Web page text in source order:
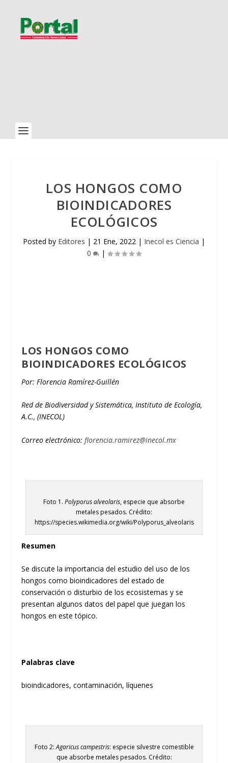
LOS HONGOS COMO
BIOINDICADORES
ECOLÓGICOS
Posted by Editores | 21 Ene, 2022 | Inecol es Ciencia |
0
|
LOS HONGOS COMO
BIOINDICADORES ECOLÓGICOS
Por: Florencia Ramírez-Guillén
Red de Biodiversidad y Sistemática, Instituto de Ecología,
A.C., (INECOL)
Correo electrónico: florencia.ramirez@inecol.mx
Foto 1. Polyporus alveolaris, especie que absorbe
metales pesados. Crédito:
https://species.wikimedia.org/wiki/Polyporus_alveolaris
Resumen
Se discute la importancia del estudio del uso de los
hongos como bioindicadores del estado de
conservación o disturbio de los ecosistemas y se
presentan algunos datos del papel que juegan los
hongos en este tópico.
Palabras clave
bioindicadores, contaminación, líquenes
Foto 2:Agaricus campestris: especie silvestre comestible
que absorbe metales pesados. Crédito: